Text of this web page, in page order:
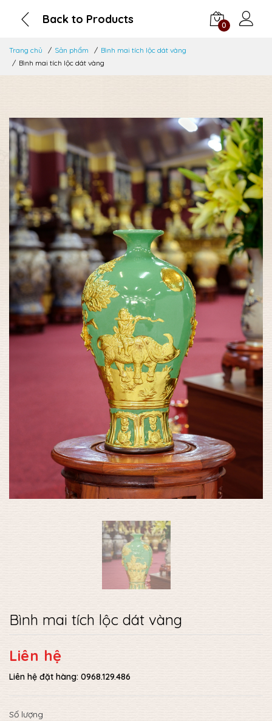
Back to Products 0
Trang chủ Sản phẩm
Bình mai tích lộc dát vàng
Bình mai tích lộc dát vàng
Bình mai tích lộc dát vàng
Liên hệ
Liên hệ đặt hàng: 0968.129.486
Số lượng